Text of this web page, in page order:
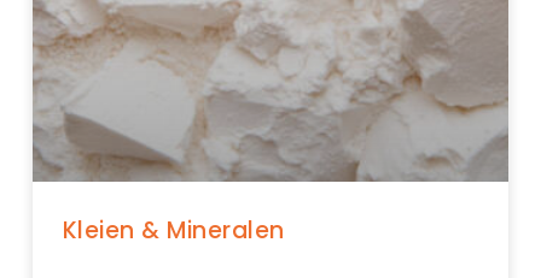
Kleien & Mineralen